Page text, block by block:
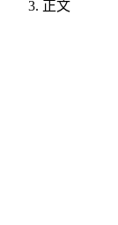
正文